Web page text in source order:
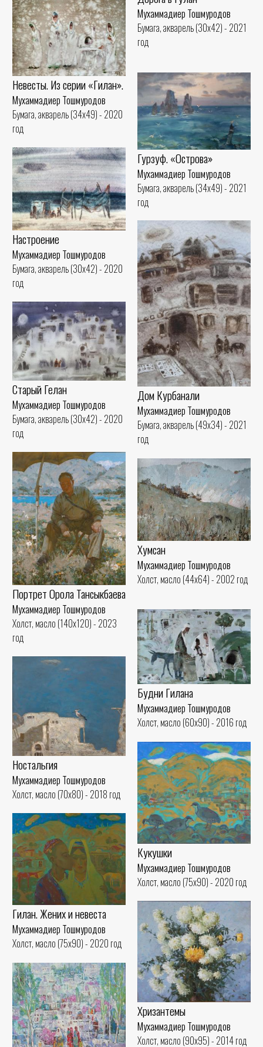
Мухаммадиер Тошмуродов
Бумага, акварель (30x42) - 2021
год
Невесты. Из серии «Гилан».
Мухаммадиер Тошмуродов
Бумага, акварель (34x49) - 2020
год
Гурзуф. «Острова»
Мухаммадиер Тошмуродов
Бумага, акварель (34x49) - 2021
год
Настроение
Мухаммадиер Тошмуродов
Бумага, акварель (30x42) - 2020
год
Дом Курбанали
Мухаммадиер Тошмуродов
Бумага, акварель (49x34) - 2021
год
Старый Гелан
Мухаммадиер Тошмуродов
Бумага, акварель (30x42) - 2020
год
Портрет Орола Тансыкбаева
Мухаммадиер Тошмуродов
Холст, масло (140x120) - 2023
год
Хумсан
Мухаммадиер Тошмуродов
Холст, масло (44x64) - 2002 год
Будни Гилана
Мухаммадиер Тошмуродов
Холст, масло (60x90) - 2016 год
Ностальгия
Мухаммадиер Тошмуродов
Холст, масло (70x80) - 2018 год
Кукушки
Мухаммадиер Тошмуродов
Холст, масло (75x90) - 2020 год
Гилан. Жених и невеста
Мухаммадиер Тошмуродов
Холст, масло (75x90) - 2020 год
Хризантемы
Мухаммадиер Тошмуродов
Холст, масло (90x95) - 2014 год